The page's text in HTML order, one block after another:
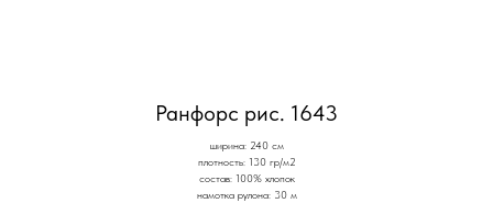
Ранфорс рис. 1643
ширина: 240 см
плотность: 130 гр/м2
состав: 100% хлопок
намотка рулона: 30 м